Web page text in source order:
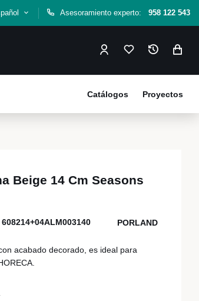
Asesoramiento experto: 958 122 543
Proyectos
Catálogos
Beige 14 Cm Seasons
608214+04ALM003140 PORLAND
acabado decorado, es ideal para